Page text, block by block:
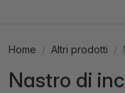
Home Altri prodotti
Nastro di